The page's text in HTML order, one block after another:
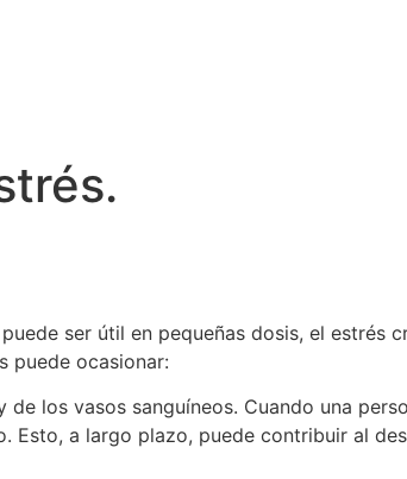
ser útil en pequeñas dosis, el estrés
puede ocasionar:
los vasos sanguíneos. Cuando una
Esto, a largo plazo, puede contribuir al